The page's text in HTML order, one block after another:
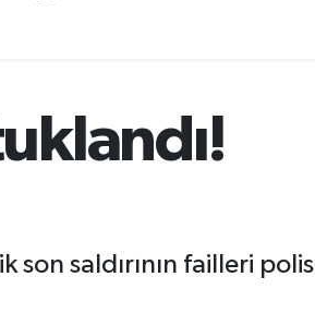
son saldırının failleri polis